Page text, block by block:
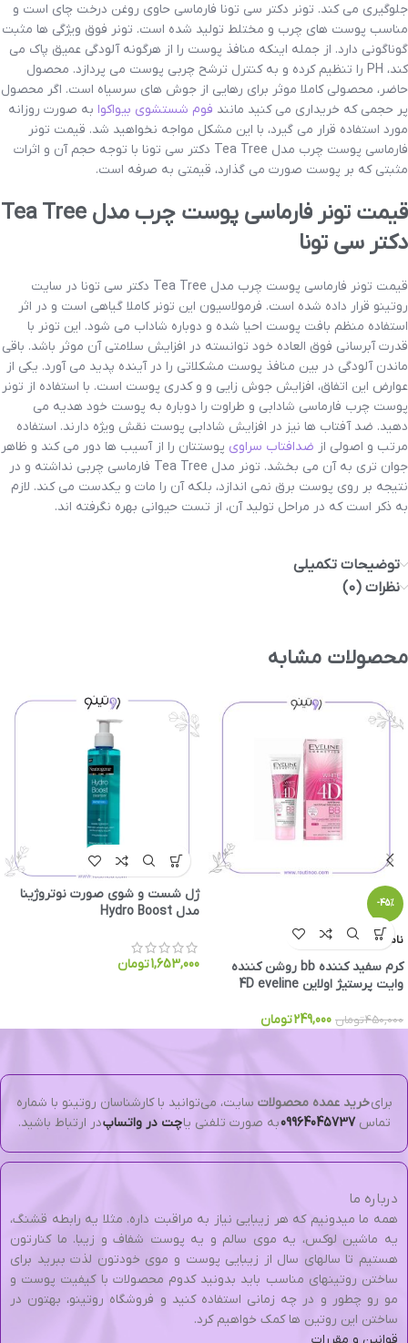
جلوگیری می کند. تونر دکتر سی تونا فارماسی حاوی روغن درخت چای است و
مناسب پوست های چرب و مختلط تولید شده است. تونر فوق ویژگی ها مثبت
گوناگونی دارد. از جمله اینکه منافذ پوست را از هرگونه آلودگی عمیق پاک می
کند، PH را تنظیم کرده و به کنترل ترشح چربی پوست می پردازد. محصول
حاضر، محصولی کاملا موثر برای رهایی از جوش های سرسیاه است. اگر محصول
پر حجمی که خریداری می کنید مانند فوم شستشوی بیواکوا به صورت روزانه
مورد استفاده قرار می گیرد، با این مشکل مواجه نخواهید شد. قیمت تونر
فارماسی پوست چرب مدل Tea Tree دکتر سی تونا با توجه حجم آن و اثرات
مثبتی که بر پوست صورت می گذارد، قیمتی به صرفه است.
قیمت تونر فارماسی پوست چرب مدل Tea Tree
دکتر سی تونا
قیمت تونر فارماسی پوست چرب مدل Tea Tree دکتر سی تونا در سایت
روتینو قرار داده شده است. فرمولاسیون این تونر کاملا گیاهی است و در اثر
استفاده منظم بافت پوست احیا شده و دوباره شاداب می شود. این تونر با
قدرت آبرسانی فوق العاده خود توانسته در افزایش سلامتی آن موثر باشد. باقی
ماندن آلودگی در بین منافذ پوست مشکلاتی را در آینده پدید می آورد. یکی از
عوارض این اتفاق، افزایش جوش زایی و و کدری پوست است. با استفاده از تونر
پوست چرب فارماسی شادابی و طراوت را دوباره به پوست خود هدیه می
دهید. ضد آفتاب ها نیز در افزایش شادابی پوست نقش ویژه دارند. استفاده
مرتب و اصولی از ضدافتاب سراوی پوستتان را از آسیب ها دور می کند و ظاهر
جوان تری به آن می بخشد. تونر مدل Tea Tree فارماسی چربی نداشته و در
نتیجه بر روی پوست برق نمی اندازد، بلکه آن را مات و یکدست می کند. لازم
به ذکر است که در مراحل تولید آن، از تست حیوانی بهره نگرفته اند.
توضیحات تکمیلی
نظرات (0)
محصولات مشابه
-45%
ناموجود
کرم سفید کننده bb روشن کننده
وایت پرستیژ اولاین 4D eveline
450,000تومان 249,000تومان
ژل شست و شوی صورت نوتروژینا
مدل Hydro Boost
1,653,000تومان
برایخرید عمده محصولات سایت، می‌توانید با کارشناسان روتینو با شماره
تماس09964045737به صورت تلفنی یاچت در واتساپدر ارتباط باشید.
درباره ما
همه ما میدونیم که هر زیبایی نیاز به مراقبت داره. مثلا یه رابطه قشنگ،
یه ماشین لوکس، یه موی سالم و یه پوست شفاف و زیبا. ما کنارتون
هستیم تا سالهای سال از زیبایی پوست و موی خودتون لذت ببرید برای
ساختن روتینهای مناسب باید بدونید کدوم محصولات با کیفیت پوست و
مو رو چطور و در چه زمانی استفاده کنید و فروشگاه روتینو، بهتون در
ساختن این روتین ها کمک خواهیم کرد.